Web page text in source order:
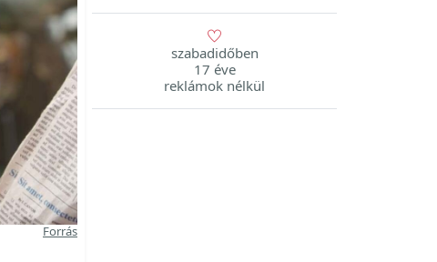
Forrás
szabadidőben
17 éve
reklámok nélkül